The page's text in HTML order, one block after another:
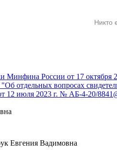
Никто
Минфина России от 17 октября
отдельных вопросах
12 июля 2023 г. № АБ-4-20/
Евгения Вадимовна